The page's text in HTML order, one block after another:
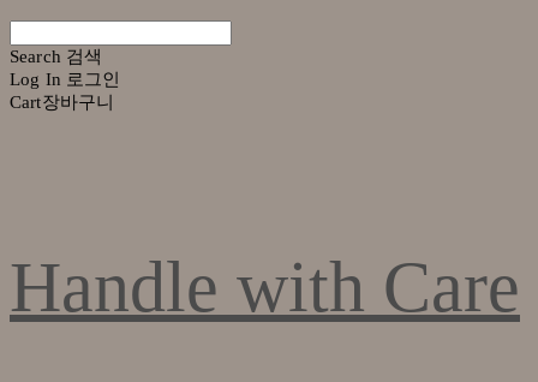
Search 검색
Log In 로그인
Cart장바구니
Handle with Care